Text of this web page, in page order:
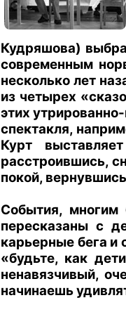
Кудряшова)
современным
несколько лет
из четырех
этих
спектакля,
Курт
расстроившись,
покой,
События, многим
пересказаны с
карьерные бега и
«будьте, как
ненавязчивый,
начинаешь